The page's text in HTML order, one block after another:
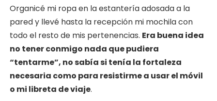
Organicé mi ropa en la estantería adosada a la
pared y llevé hasta la recepción mi mochila con
todo el resto de mis pertenencias. Era buena idea
no tener conmigo nada que pudiera
“tentarme”, no sabía si tenía la fortaleza
necesaria como para resistirme a usar el móvil
o mi libreta de viaje.